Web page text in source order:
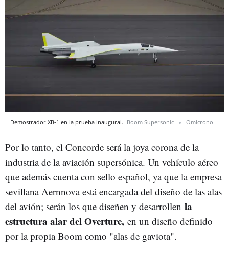
Demostrador XB-1 en la prueba inaugural. Boom Supersonic Omicrono
Por lo tanto, el Concorde será la joya corona de la
industria de la aviación supersónica. Un vehículo aéreo
que además cuenta con sello español, ya que la empresa
sevillana Aernnova está encargada del diseño de las alas
del avión; serán los que diseñen y desarrollen la
estructura alar del Overture, en un diseño definido
por la propia Boom como "alas de gaviota".